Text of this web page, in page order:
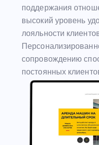
поддержания
высокий уровень
лояльности
сопровождению
постоянных